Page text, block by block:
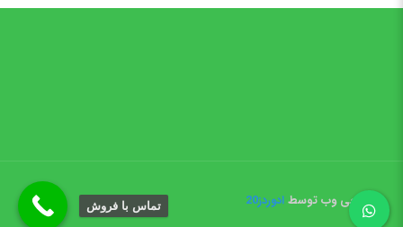
طراحی وب توسطادوردز20 تماس با فروش